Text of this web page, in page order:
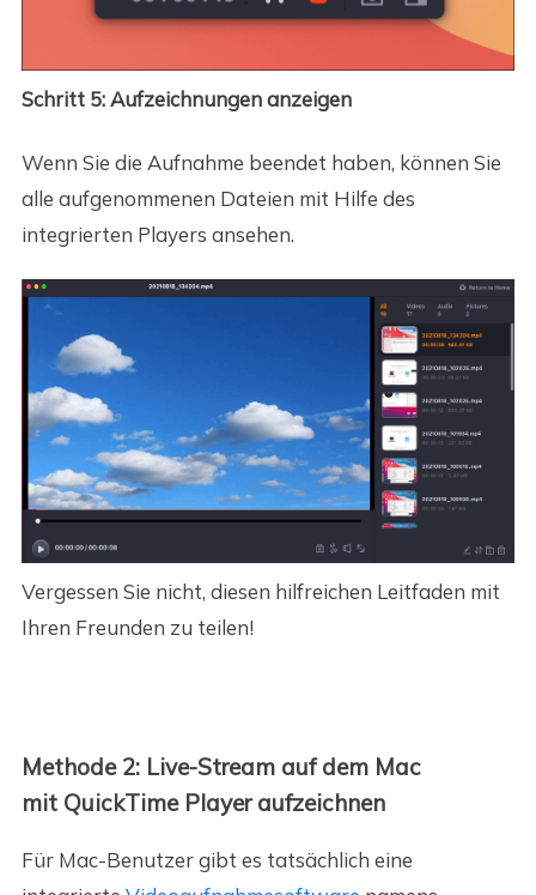
Schritt 5: Aufzeichnungen anzeigen
Wenn Sie die Aufnahme beendet haben, können Sie
alle aufgenommenen Dateien mit Hilfe des
integrierten Players ansehen.
Vergessen Sie nicht, diesen hilfreichen Leitfaden mit
Ihren Freunden zu teilen!
Methode 2: Live-Stream auf dem Mac
mit QuickTime Player aufzeichnen
Für Mac-Benutzer gibt es tatsächlich eine